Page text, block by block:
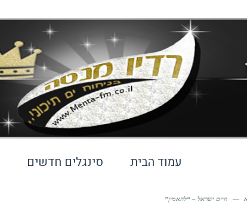
עמוד הבית סינגלים חדשים
— חיים ישראל – “להאמין”